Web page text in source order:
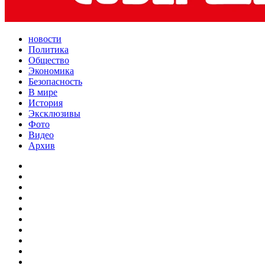
новости
Политика
Общество
Экономика
Безопасность
В мире
История
Эксклюзивы
Фото
Видео
Архив